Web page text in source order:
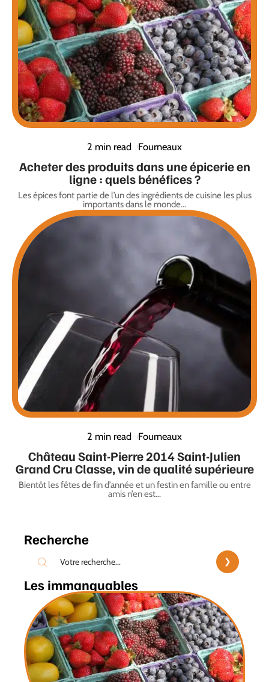
2 min read Fourneaux
Acheter des produits dans une épicerie en
ligne : quels bénéfices ?
Les épices font partie de l’un des ingrédients de cuisine les plus
importants dans le monde…
2 min read Fourneaux
Château Saint-Pierre 2014 Saint-Julien
Grand Cru Classe, vin de qualité supérieure
Bientôt les fêtes de fin d’année et un festin en famille ou entre
amis n’en est…
Recherche
Les immanquables